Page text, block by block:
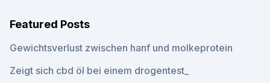
Featured Posts
Gewichtsverlust zwischen hanf und molkeprotein
Zeigt sich cbd öl bei einem drogentest_